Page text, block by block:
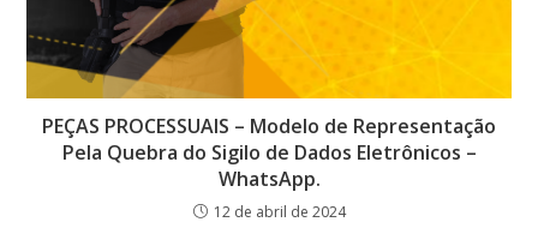
PEÇAS PROCESSUAIS – Modelo de Representação
Pela Quebra do Sigilo de Dados Eletrônicos –
WhatsApp.
12 de abril de 2024